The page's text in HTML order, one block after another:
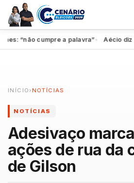
“não cumpre a palavra”● Aécio diz que
INÍCIO › NOTÍCIAS
NOTÍCIAS
Adesivaço
ações de rua da
de Gilson